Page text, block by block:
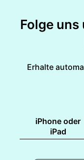
Folge uns
Erhalte
iPhone oder
iPad